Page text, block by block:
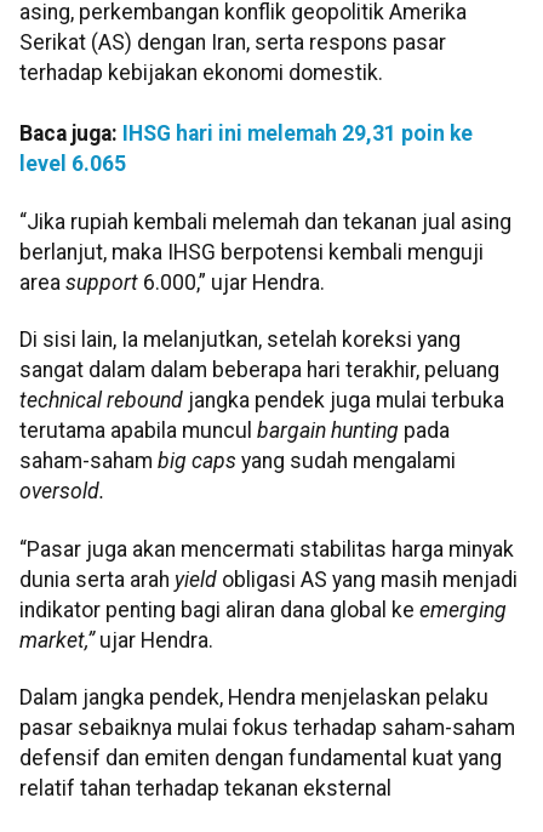
asing, perkembangan konflik geopolitik Amerika
Serikat (AS) dengan Iran, serta respons pasar
terhadap kebijakan ekonomi domestik.
Baca juga:
IHSG hari ini melemah 29,31 poin ke
level 6.065
“Jika rupiah kembali melemah dan tekanan jual asing
berlanjut, maka IHSG berpotensi kembali menguji
area support 6.000,” ujar Hendra.
Di sisi lain, Ia melanjutkan, setelah koreksi yang
sangat dalam dalam beberapa hari terakhir, peluang
technical rebound jangka pendek juga mulai terbuka
terutama apabila muncul bargain hunting pada
saham-saham big caps yang sudah mengalami
oversold.
“Pasar juga akan mencermati stabilitas harga minyak
dunia serta arah yield obligasi AS yang masih menjadi
indikator penting bagi aliran dana global ke emerging
market,”ujar Hendra.
Dalam jangka pendek, Hendra menjelaskan pelaku
pasar sebaiknya mulai fokus terhadap saham-saham
defensif dan emiten dengan fundamental kuat yang
relatif tahan terhadap tekanan eksternal